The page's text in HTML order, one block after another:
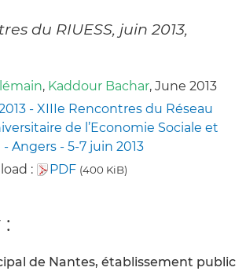
du RIUESS, juin 2013,
, Kaddour Bachar, June 2013
- XIIIe Rencontres du Réseau
de l’Economie Sociale et
- Angers - 5-7 juin 2013
:
PDF (400 KiB)
de Nantes, établissement public